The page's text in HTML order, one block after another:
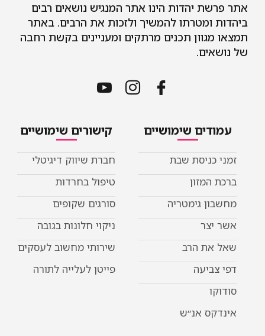
יהדות הינו אתר המנגיש נושאים רבים
ומטרתו להמשיך ולזכות את הרבים. באתר
תכנים מרתקים ומעניינים בקשת רחבה
שימושיים
שבת
גימטריה
הרב
אנ״ש
קישורים שימושיים
חברת שיווק דיגיטלי
טיפול בחרדות
סורגים שקופים
ניקוי חלונות בגובה
שירותי מחשוב לעסקים
פייטן לעלייה לתורה